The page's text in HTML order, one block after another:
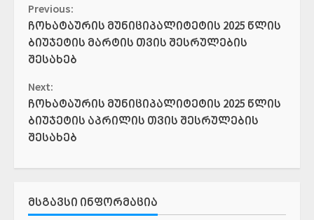
Continue
Reading
Previous:
ჩოხატაურის მუნიციპალიტეტის 2025 წლის
ბიუჯეტის მარტის თვის შესრულების
შესახებ
Next:
ჩოხატაურის მუნიციპალიტეტის 2025 წლის
ბიუჯეტის აპრილის თვის შესრულების
შესახებ
ᲛᲡᲒᲐᲕᲡᲘ ᲘᲜᲤᲝᲠᲛᲐᲪᲘᲐ